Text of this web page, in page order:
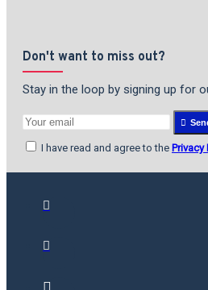
Don't want to miss out?
Stay in the loop by signing up for
I have read and agree to the Privacy